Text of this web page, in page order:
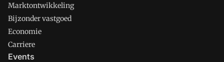
Marktontwikkeling
Bijzonder vastgoed
Economie
Carriere
Events